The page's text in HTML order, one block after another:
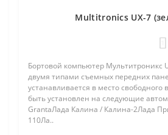
Multitronics UX-7
Бортовой компьютер Мультитроникс
двумя типами съемных передних
устанавливается в место
быть установлен на следующие
GrantaЛада Калина / Калина-2Лада
110Ла..